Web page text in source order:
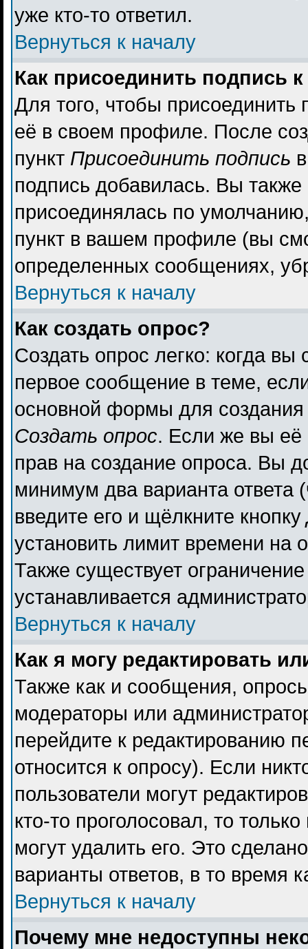
уже кто-то ответил.
Вернуться к началу
Как присоединить подпись
Для того, чтобы
её в своем профиле. После
пункт Присоединить подпись
подпись добавилась. Вы
присоединялась по
пункт в вашем профиле (вы
определенных сообщениях,
Вернуться к началу
Как создать опрос?
Создать опрос легко: когда вы
первое сообщение в теме,
основной формы для
Создать опрос. Если же вы её
прав на создание опроса. Вы
минимум два варианта ответа
введите его и щёлкните кнопку
установить лимит времени на
Также существует
устанавливается
Вернуться к началу
Как я могу редактировать
Также как и сообщения,
модераторы или
перейдите к редактированию
относится к опросу). Если
пользователи могут
кто-то проголосовал, то
могут удалить его. Это
варианты ответов, в то время
Вернуться к началу
Почему мне недоступны